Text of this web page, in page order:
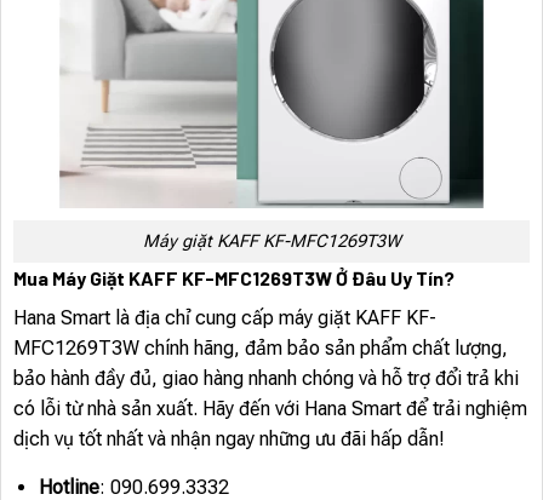
Máy giặt KAFF KF-MFC1269T3W
Mua Máy Giặt KAFF KF-MFC1269T3W Ở Đâu Uy Tín?
Hana Smart là địa chỉ cung cấp máy giặt KAFF KF-
MFC1269T3W chính hãng, đảm bảo sản phẩm chất lượng,
bảo hành đầy đủ, giao hàng nhanh chóng và hỗ trợ đổi trả khi
có lỗi từ nhà sản xuất. Hãy đến với Hana Smart để trải nghiệm
dịch vụ tốt nhất và nhận ngay những ưu đãi hấp dẫn!
Hotline: 090.699.3332